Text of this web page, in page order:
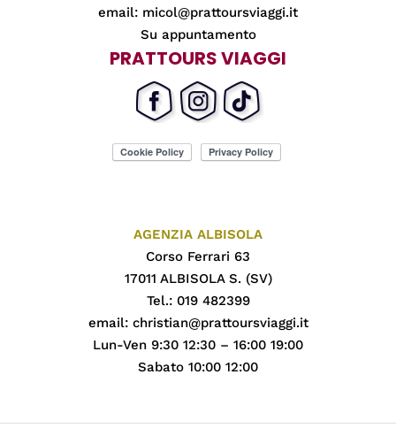
email: micol@prattoursviaggi.it
Su appuntamento
PRATTOURS VIAGGI
AGENZIA ALBISOLA
Corso Ferrari 63
17011 ALBISOLA S. (SV)
Tel.: 019 482399
email: christian@prattoursviaggi.it
Lun-Ven 9:30 12:30 – 16:00 19:00
Sabato 10:00 12:00